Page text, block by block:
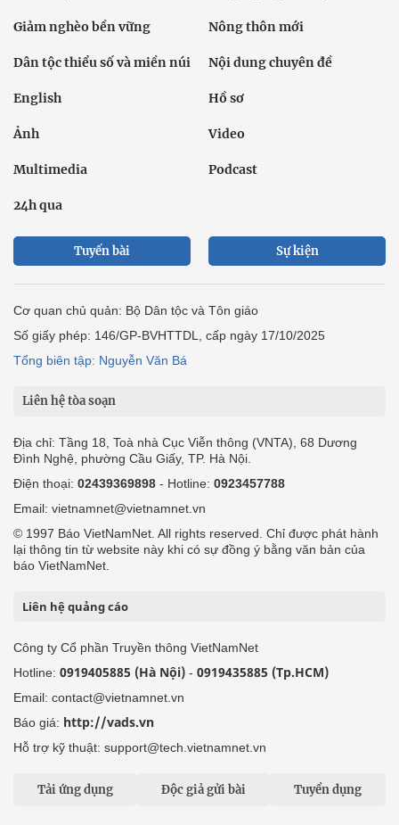
Giảm nghèo bền vững Nông thôn mới
Dân tộc thiểu số và miền núi Nội dung chuyên đề
English Hồ sơ
Ảnh Video
Multimedia Podcast
24h qua
Tuyến bài Sự kiện
Cơ quan chủ quản: Bộ Dân tộc và Tôn giáo
Số giấy phép: 146/GP-BVHTTDL, cấp ngày 17/10/2025
Tổng biên tập: Nguyễn Văn Bá
Liên hệ tòa soạn
Địa chỉ: Tầng 18, Toà nhà Cục Viễn thông (VNTA), 68 Dương
Đình Nghệ, phường Cầu Giấy, TP. Hà Nội.
Điện thoại: 02439369898 - Hotline: 0923457788
Email: vietnamnet@vietnamnet.vn
© 1997 Báo VietNamNet. All rights reserved. Chỉ được phát hành
lại thông tin từ website này khi có sự đồng ý bằng văn bản của
báo VietNamNet.
Liên hệ quảng cáo
Công ty Cổ phần Truyền thông VietNamNet
Hotline: 0919405885 (Hà Nội) - 0919435885 (Tp.HCM)
Email: contact@vietnamnet.vn
Báo giá: http://vads.vn
Hỗ trợ kỹ thuật: support@tech.vietnamnet.vn
Tải ứng dụng Độc giả gửi bài Tuyển dụng